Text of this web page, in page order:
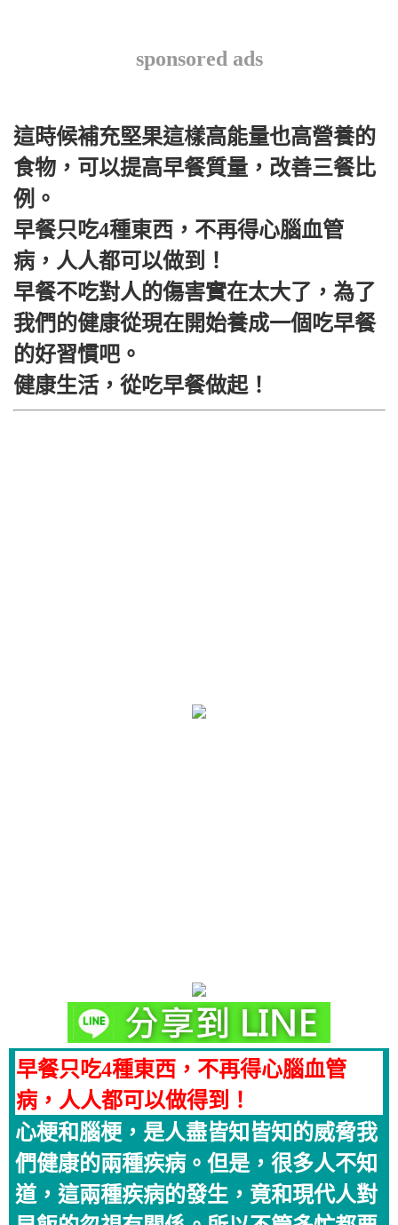
sponsored ads
這時候補充堅果這樣高能量也高營養的
食物，可以提高早餐質量，改善三餐比
例。
早餐只吃4種東西，不再得心腦血管
病，人人都可以做到！
早餐不吃對人的傷害實在太大了，為了
我們的健康從現在開始養成一個吃早餐
的好習慣吧。
健康生活，從吃早餐做起！
早餐只吃4種東西，不再得心腦血管
病，人人都可以做得到！
心梗和腦梗，是人盡皆知皆知的威脅我
們健康的兩種疾病。但是，很多人不知
道，這兩種疾病的發生，竟和現代人對